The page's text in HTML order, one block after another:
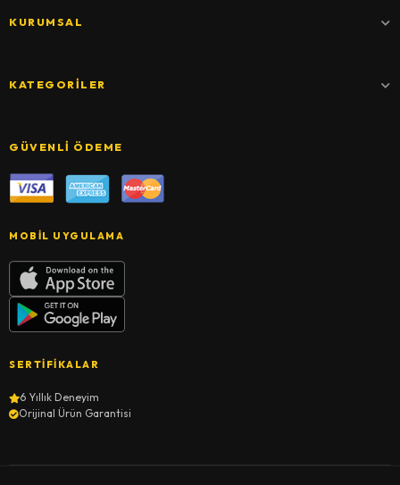
KURUMSAL
KATEGORILER
GÜVENLI ÖDEME
MOBIL UYGULAMA
SERTIFIKALAR
6 Yıllık Deneyim
Orijinal Ürün Garantisi